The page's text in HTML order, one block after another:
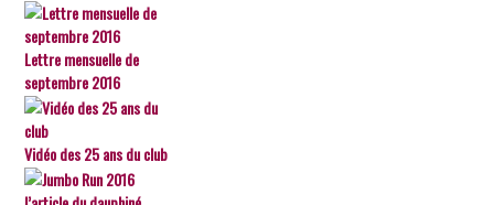
Lettre mensuelle de
septembre 2016
Vidéo des 25 ans du club